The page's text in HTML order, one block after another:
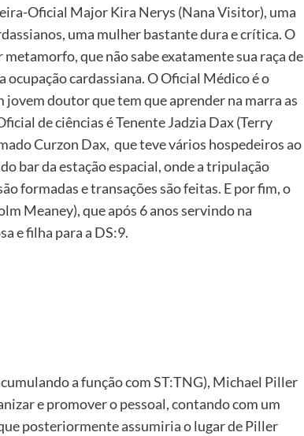
Oficial Major Kira Nerys (Nana Visitor), uma
uma mulher bastante dura e crítica. O
que não sabe exatamente sua raça de
cardassiana. O Oficial Médico é o
doutor que tem que aprender na marra as
de ciências é Tenente Jadzia Dax (Terry
Curzon Dax, que teve vários hospedeiros ao
bar da estação espacial, onde a tripulação
formadas e transações são feitas. E por fim, o
Meaney), que após 6 anos servindo na
e filha para a DS:9.
a função com ST:TNG), Michael Piller
e promover o pessoal, contando com um
posteriormente assumiria o lugar de Piller